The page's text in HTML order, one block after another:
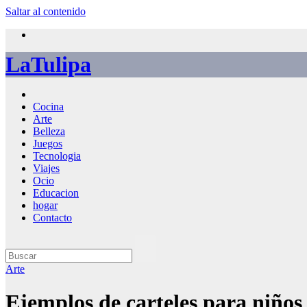
Saltar al contenido
LaTulipa
Cocina
Arte
Belleza
Juegos
Tecnologia
Viajes
Ocio
Educacion
hogar
Contacto
Arte